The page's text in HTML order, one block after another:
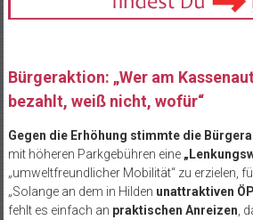
Bürgeraktion: „Wer am
bezahlt, weiß nicht, wofür“
Gegen die Erhöhung stimmte die
mit höheren Parkgebühren eine
„umweltfreundlicher Mobilität“ zu erzielen,
„Solange an dem in Hilden unattraktiven
fehlt es einfach an praktischen Anreizen ,